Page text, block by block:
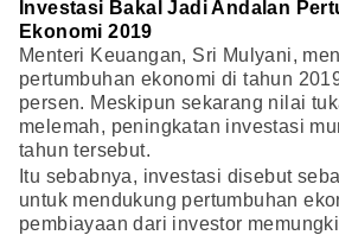
Investasi Bakal Jadi Andalan
Ekonomi 2019
Menteri Keuangan, Sri Mulyani,
pertumbuhan ekonomi di tahun
persen. Meskipun sekarang nilai
melemah, peningkatan investasi
tahun tersebut.
Itu sebabnya, investasi disebut
untuk mendukung pertumbuhan
pembiayaan dari investor